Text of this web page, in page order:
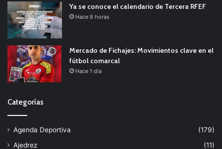
Ya se conoce el calendario de Tercera RFEF
Hace 8 horas
Mercado de Fichajes: Movimientos clave en el
fútbol comarcal
Hace 1 día
Categorías
Agenda Deportiva
(179)
Ajedrez
(11)